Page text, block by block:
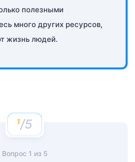
полезными
много других ресурсов,
жизнь людей.
/5
Вопрос 1 из 5